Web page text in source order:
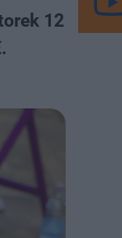
12